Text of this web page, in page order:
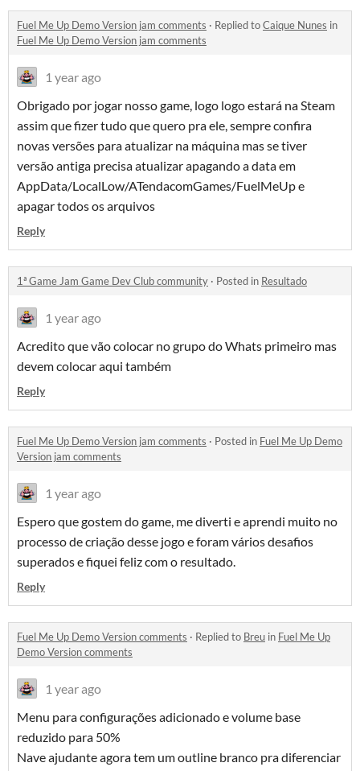
Fuel Me Up Demo Version jam comments · Replied toCaique Nunes in
Fuel Me Up Demo Version jam comments
1 year ago
Obrigado por jogar nosso game, logo logo estará na Steam
assim que fizer tudo que quero pra ele, sempre confira
novas versões para atualizar na máquina mas se tiver
versão antiga precisa atualizar apagando a data em
AppData/LocalLow/ATendacomGames/FuelMeUp e
apagar todos os arquivos
Reply
1ª Game Jam Game Dev Club community · Posted in Resultado
1 year ago
Acredito que vão colocar no grupo do Whats primeiro mas
devem colocar aqui também
Reply
Fuel Me Up Demo Version jam comments · Posted in Fuel Me Up Demo
Version jam comments
1 year ago
Espero que gostem do game, me diverti e aprendi muito no
processo de criação desse jogo e foram vários desafios
superados e fiquei feliz com o resultado.
Reply
Fuel Me Up Demo Version comments · Replied to Breu in Fuel Me Up
Demo Version comments
1 year ago
Menu para configurações adicionado e volume base
reduzido para 50%
Nave ajudante agora tem um outline branco pra diferenciar